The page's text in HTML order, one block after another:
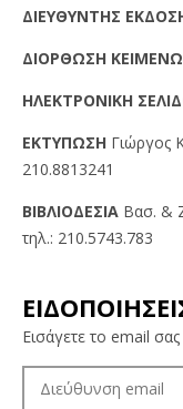
ΔIEYΘYNTHΣ
ΔIOPΘΩΣH
HΛEKTPONIKH
EKTYΠΩΣH Γιώργος
210.8813241
BIBΛIOΔEΣIA Βασ. &
τηλ.: 210.5743.783
Εισάγετε το email
ΔΙΕΎΘΥΝΣΗ